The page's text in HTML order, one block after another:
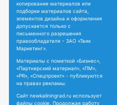
копирование материалов или
подборки материалов сайта,
элементов дизайна и оформления
допускается только с
письменного разрешения
правообладателя - ЗАО «Твик
Маркетинг».
Материалы с пометкой «Бизнес»,
«Партнерский материал», «ПМ»,
«PR», «Спецпроект» - публикуются
на правах рекламы.
Сайт newkaliningrad.ru использует
файлы cookie. Продолжая работу